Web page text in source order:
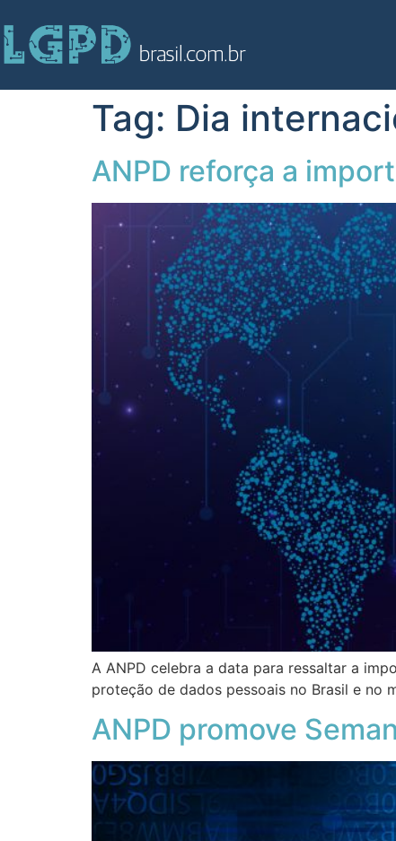
Tag: Dia
ANPD reforça a
A ANPD celebra a data para ressaltar a
proteção de dados pessoais no Brasil e no
ANPD promove